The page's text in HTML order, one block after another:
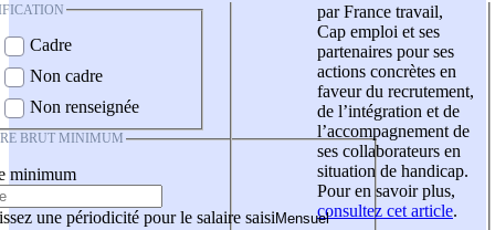
Cadre
Non cadre
Non renseignée
BRUT MINIMUM
minimum
une périodicité pour le salaire saisi
par France travail,
Cap emploi et ses
partenaires pour ses
actions concrètes en
faveur du recrutement,
de l’intégration et de
l’accompagnement de
ses collaborateurs en
situation de handicap.
Pour en savoir plus,
consultez cet article.